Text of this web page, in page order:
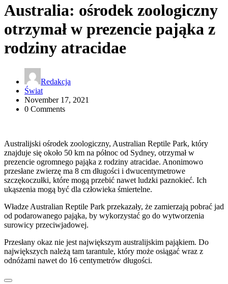
Australia: ośrodek zoologiczny
otrzymał w prezencie pająka z
rodziny atracidae
Redakcja
Świat
November 17, 2021
0 Comments
Australijski ośrodek zoologiczny, Australian Reptile Park, który
znajduje się około 50 km na północ od Sydney, otrzymał w
prezencie ogromnego pająka z rodziny atracidae. Anonimowo
przesłane zwierzę ma 8 cm długości i dwucentymetrowe
szczękoczułki, które mogą przebić nawet ludzki paznokieć. Ich
ukąszenia mogą być dla człowieka śmiertelne.
Władze Australian Reptile Park przekazały, że zamierzają pobrać jad
od podarowanego pająka, by wykorzystać go do wytworzenia
surowicy przeciwjadowej.
Przesłany okaz nie jest największym australijskim pająkiem. Do
największych należą tam tarantule, który może osiągać wraz z
odnóżami nawet do 16 centymetrów długości.